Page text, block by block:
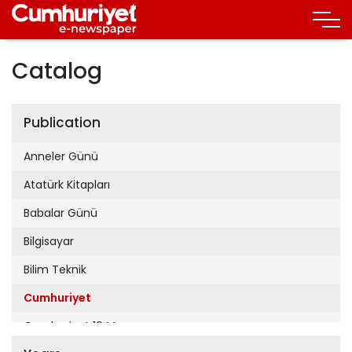
Catalog
Publication
Anneler Günü
Atatürk Kitapları
Babalar Günü
Bilgisayar
Bilim Teknik
Cumhuriyet
Cumhuriyet 19 Mayıs